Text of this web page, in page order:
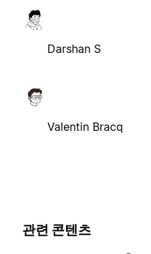
Darshan S
Valentin Bracq
관련 콘텐츠